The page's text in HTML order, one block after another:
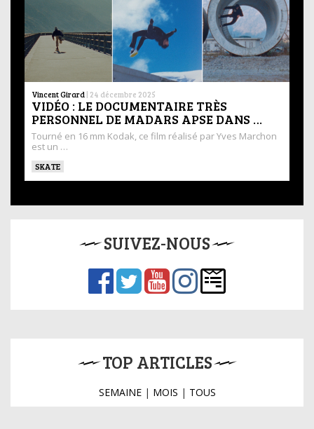
Vincent Girard | 24 décembre 2025
VIDÉO : LE DOCUMENTAIRE TRÈS
PERSONNEL DE MADARS APSE DANS …
Tourné en 16 mm Kodak, ce film réalisé par Yves Marchon
est un …
SKATE
SUIVEZ-NOUS
TOP ARTICLES
SEMAINE| MOIS | TOUS